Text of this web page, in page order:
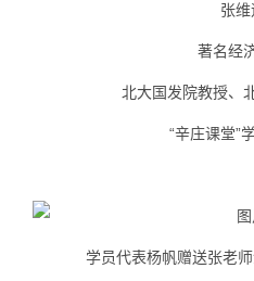
张维
著名经
北大国发院教授、
“辛庄课堂”
学员代表杨帆赠送张老